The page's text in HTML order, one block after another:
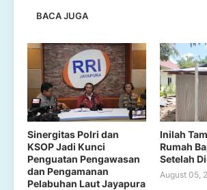
BACA JUGA
Sinergitas Polri dan
KSOP Jadi Kunci
Penguatan Pengawasan
dan Pengamanan
Pelabuhan Laut Jayapura
Inilah
Rumah
Setelah
August 05,